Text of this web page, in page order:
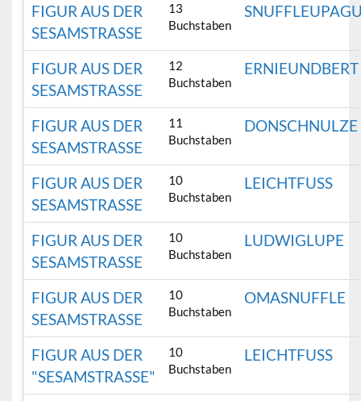
FIGUR AUS DER
SESAMSTRASSE
13
Buchstaben
FIGUR AUS DER
SESAMSTRASSE
12
Buchstaben
ERNIEUNDBERT
FIGUR AUS DER
SESAMSTRASSE
11
Buchstaben
DONSCHNULZE
FIGUR AUS DER
SESAMSTRASSE
10
Buchstaben
LEICHTFUSS
FIGUR AUS DER
SESAMSTRASSE
10
Buchstaben
LUDWIGLUPE
FIGUR AUS DER
SESAMSTRASSE
10
Buchstaben
OMASNUFFLE
FIGUR AUS DER
"SESAMSTRASSE"
10
Buchstaben
LEICHTFUSS